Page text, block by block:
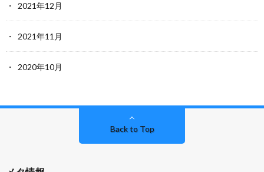
2021年12月
2021年11月
2020年10月
Back to Top